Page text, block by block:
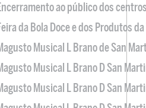
ao público dos
da Bola Doce e dos Produtos
Musical L Brano de San
Musical L Brano D San
Musical L Brano D San